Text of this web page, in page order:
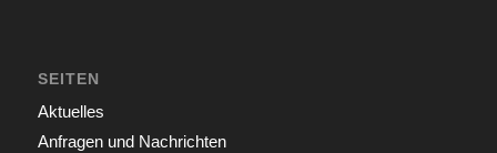
SEITEN
Aktuelles
Anfragen und Nachrichten